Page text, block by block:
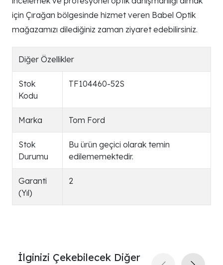
için Çırağan bölgesinde hizmet veren Babel Optik
mağazamızı dilediğiniz zaman ziyaret edebilirsiniz.
Diğer Özellikler
Stok
Kodu
TF104460-52S
Marka Tom Ford
Stok
Durumu
Bu ürün geçici olarak temin
edilememektedir.
Garanti
(Yıl)
2
İlginizi Çekebilecek Diğer